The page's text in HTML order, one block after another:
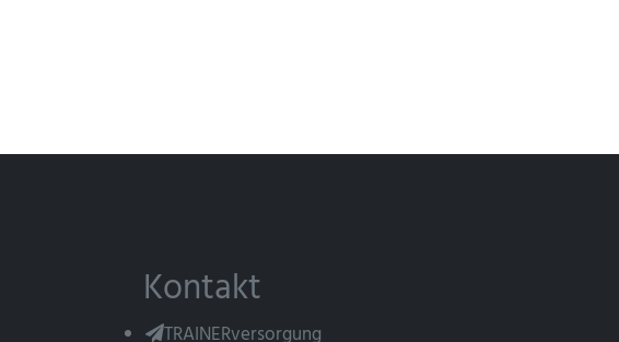
Kontakt
TRAINERversorgung